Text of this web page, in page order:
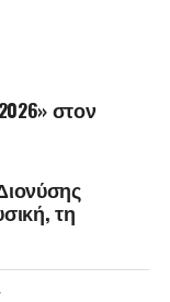
στον
τη